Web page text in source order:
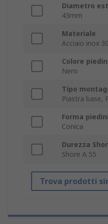
Diametro
43mm
Materiale
Acciaio inox
Colore
Nero
Tipo
Piastra base,
Forma piedini
Conica
Durezza
Shore A 55
Trova prodotti